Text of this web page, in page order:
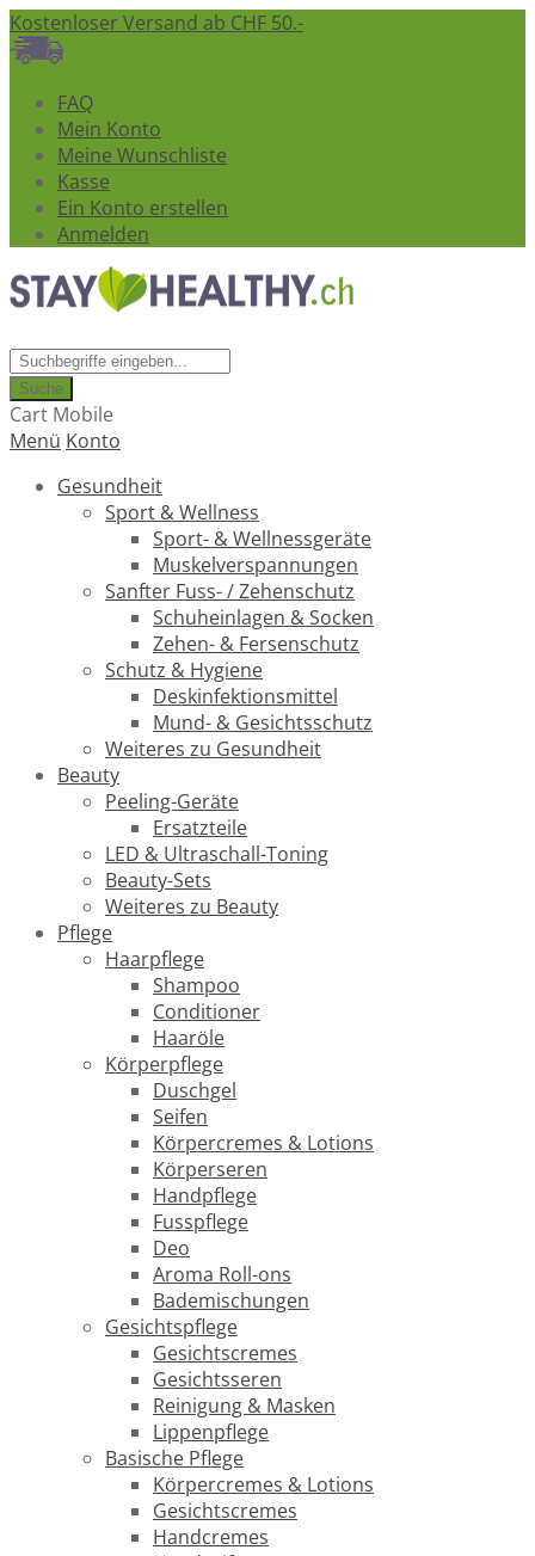
Kostenloser Versand ab CHF 50.-
FAQ
Mein Konto
Meine Wunschliste
Kasse
Ein Konto erstellen
Anmelden
Suche
Cart Mobile
Menü Konto
Gesundheit
Sport & Wellness
Sport- & Wellnessgeräte
Muskelverspannungen
Sanfter Fuss- / Zehenschutz
Schuheinlagen & Socken
Zehen- & Fersenschutz
Schutz & Hygiene
Deskinfektionsmittel
Mund- & Gesichtsschutz
Weiteres zu Gesundheit
Beauty
Peeling-Geräte
Ersatzteile
LED & Ultraschall-Toning
Beauty-Sets
Weiteres zu Beauty
Pflege
Haarpflege
Shampoo
Conditioner
Haaröle
Körperpflege
Duschgel
Seifen
Körpercremes & Lotions
Körperseren
Handpflege
Fusspflege
Deo
Aroma Roll-ons
Bademischungen
Gesichtspflege
Gesichtscremes
Gesichtsseren
Reinigung & Masken
Lippenpflege
Basische Pflege
Körpercremes & Lotions
Gesichtscremes
Handcremes